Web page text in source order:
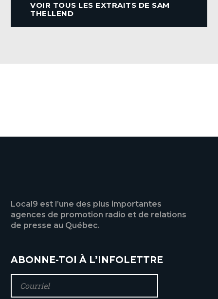
o
VOIR TOUS LES EXTRAITS DE SAM
THELLEND
Local9 est l’une des plus importantes
agences de promotion radio et de relations
de presse au Québec.
ABONNE-TOI À L’INFOLETTRE